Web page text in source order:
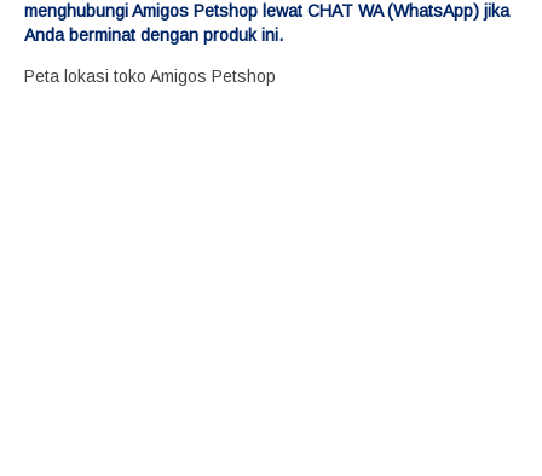
menghubungi Amigos Petshop lewat CHAT WA (WhatsApp) jika
Anda berminat dengan produk ini.
Peta lokasi toko Amigos Petshop